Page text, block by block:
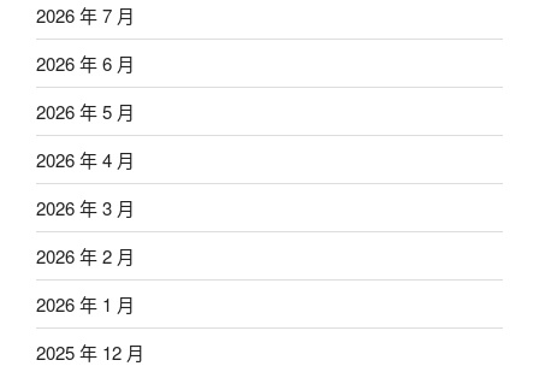
2026 年 7 月
2026 年 6 月
2026 年 5 月
2026 年 4 月
2026 年 3 月
2026 年 2 月
2026 年 1 月
2025 年 12 月